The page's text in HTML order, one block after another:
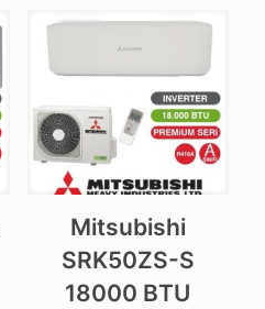
Mitsubishi
SRK50ZS-S
18000 BTU